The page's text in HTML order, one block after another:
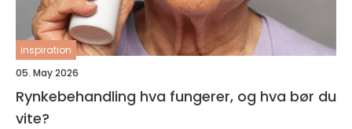
inspiration
05. May 2026
Rynkebehandling hva fungerer, og hva bør du
vite?